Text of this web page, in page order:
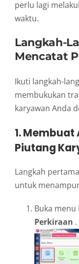
perlu lagi
waktu.
Langkah-
Mencatat
Ikuti langkah-
membukukan
karyawan Anda
1.
Piutang
Langkah
untuk
Buka menu
Perkiraan .